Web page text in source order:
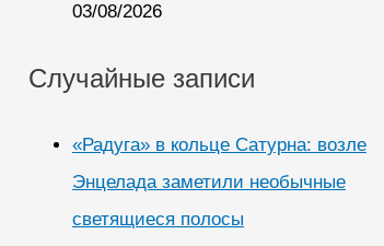
03/08/2026
Случайные записи
«Радуга» в кольце Сатурна: возле
Энцелада заметили необычные
светящиеся полосы